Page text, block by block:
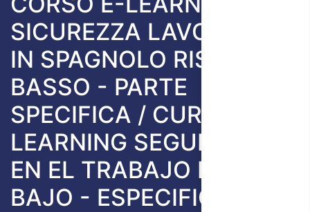
SICUREZZA LAVORATORI
IN SPAGNOLO RISCHIO
BASSO - PARTE
SPECIFICA / CURSO E-
LEARNING SEGURIDAD
EN EL TRABAJO RIESGO
BAJO - ESPECIFICA